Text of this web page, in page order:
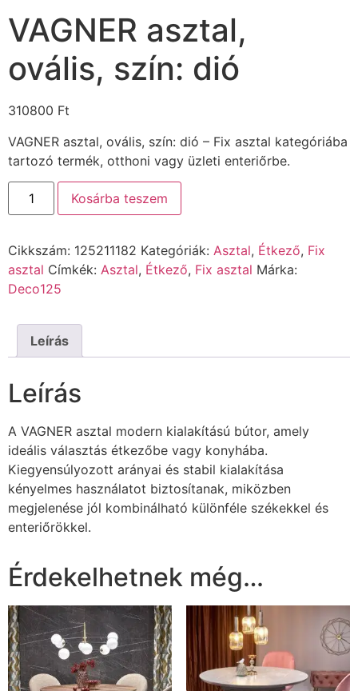
VAGNER asztal,
ovális, szín: dió
310800 Ft
VAGNER asztal, ovális, szín: dió – Fix asztal kategóriába
tartozó termék, otthoni vagy üzleti enteriőrbe.
Kosárba teszem
Cikkszám: 125211182 Kategóriák: Asztal, Étkező, Fix
asztal Címkék: Asztal, Étkező, Fix asztal Márka:
Deco125
Leírás
Leírás
A VAGNER asztal modern kialakítású bútor, amely
ideális választás étkezőbe vagy konyhába.
Kiegyensúlyozott arányai és stabil kialakítása
kényelmes használatot biztosítanak, miközben
megjelenése jól kombinálható különféle székekkel és
enteriőrökkel.
Érdekelhetnek még…